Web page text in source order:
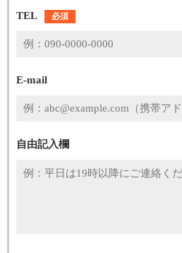
TEL 必須
E-mail
自由記入欄